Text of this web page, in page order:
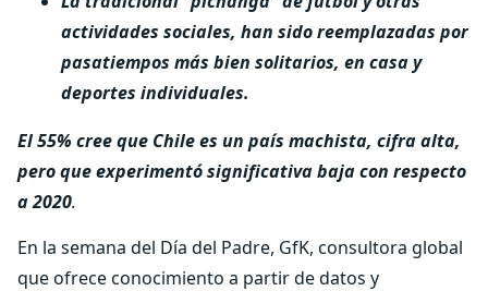
actividades sociales, han sido reemplazadas por
pasatiempos más bien solitarios, en casa y
deportes individuales.
El 55% cree que Chile es un país machista, cifra alta,
pero que experimentó significativa baja con respecto
a 2020.
En la semana del Día del Padre, GfK, consultora global
que ofrece conocimiento a partir de datos y